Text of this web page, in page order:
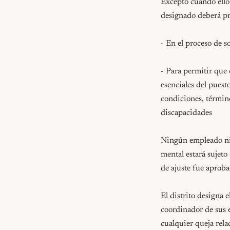
Excepto cuando ello representaría una dificultad excesiva para el distrito, el Superintendente o su designado deberá proporcionar ajustes razonables:

- En el proceso de solicitud de empleo, a cualquier solicitante de empleo calificado con una discapacidad

- Para permitir que cualquier empleado calificado con una discapacidad pueda desempeñar las funciones esenciales del puesto que ocupa o desea ocupar, o para disfrutar de igualdad en los beneficios u otras condiciones, términos y privilegios de empleo que los demás empleados en situación similar sin discapacidades

Ningún empleado ni solicitante de empleo que solicite un ajuste razonable por su discapacidad física o mental estará sujeto a discriminación ni a ningún castigo o sanción, independientemente de si la solicitud de ajuste fue aprobada o no. (Government Code 12940)

El distrito designa el puesto especificado en AR 4030 - Nondiscrimination in Employment como el coordinador de sus esfuerzos para cumplir con la Americans with Disabilities Act (ADA) y para investigar cualquier queja relacionada.

Definiciones

Discapacidad, con respecto a una persona, se define como cualquiera de las siguientes condiciones: (Government Code 12926; 29 CFR 1630.2)

- Una deficiencia física o mental que limita una o más de las actividades principales de la vida

- Un historial de dicha deficiencia

- Ser considerado como si se tuviera dicha deficiencia

Las limitaciones se determinarán sin tomar en cuenta medidas paliativas como medicamentos, dispositivos de asistencia, prótesis o ajustes razonables, a menos que la medida paliativa en sí misma limite una actividad principal de la vida. (Government Code 12926)

Las funciones esenciales son las obligaciones laborales fundamentales del puesto que la persona con discapacidad ocupa o desea ocupar. El término no incluye las funciones secundarias del puesto. (Government Code 12926; 29 CFR 1630.2)

Ajuste razonable significa: (Government Code 12926; 29 CFR 1630.2)